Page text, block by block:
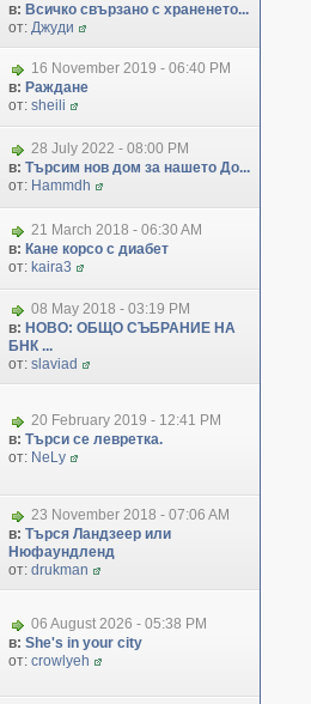
в: Всичко свързано с храненето...
от: Джуди
16 November 2019 - 06:40 PM
в: Раждане
от: sheili
28 July 2022 - 08:00 PM
в: Търсим нов дом за нашето До...
от: Hammdh
21 March 2018 - 06:30 AM
в: Кане корсо с диабет
от: kaira3
08 May 2018 - 03:19 PM
в: НОВО: ОБЩО СЪБРАНИЕ НА
БНК ...
от: slaviad
20 February 2019 - 12:41 PM
в: Търси се левретка.
от: NeLy
23 November 2018 - 07:06 AM
в: Търся Ландзеер или
Нюфаундленд
от: drukman
06 August 2026 - 05:38 PM
в: She's in your city
от: crowlyeh